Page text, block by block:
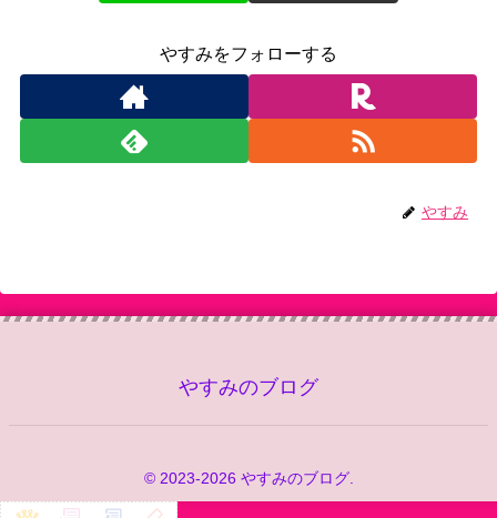
やすみをフォローする
やすみ
やすみのブログ
© 2023-2026 やすみのブログ.